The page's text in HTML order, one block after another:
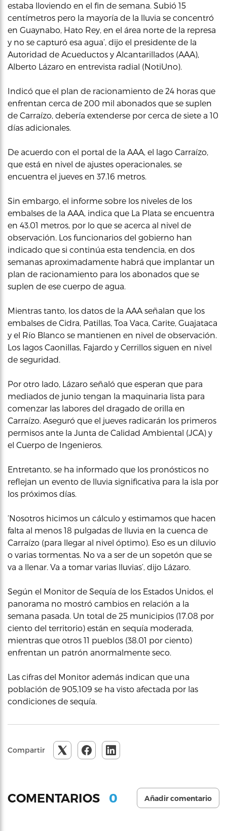
estaba lloviendo en el fin de semana. Subió 15
centímetros pero la mayoría de la lluvia se concentró
en Guaynabo, Hato Rey, en el área norte de la represa
y no se capturó esa agua’, dijo el presidente de la
Autoridad de Acueductos y Alcantarillados (AAA),
Alberto Lázaro en entrevista radial (NotiUno).
Indicó que el plan de racionamiento de 24 horas que
enfrentan cerca de 200 mil abonados que se suplen
de Carraízo, debería extenderse por cerca de siete a 10
días adicionales.
De acuerdo con el portal de la AAA, el lago Carraízo,
que está en nivel de ajustes operacionales, se
encuentra el jueves en 37.16 metros.
Sin embargo, el informe sobre los niveles de los
embalses de la AAA, indica que La Plata se encuentra
en 43.01 metros, por lo que se acerca al nivel de
observación. Los funcionarios del gobierno han
indicado que si continúa esta tendencia, en dos
semanas aproximadamente habrá que implantar un
plan de racionamiento para los abonados que se
suplen de ese cuerpo de agua.
Mientras tanto, los datos de la AAA señalan que los
embalses de Cidra, Patillas, Toa Vaca, Carite, Guajataca
y el Río Blanco se mantienen en nivel de observación.
Los lagos Caonillas, Fajardo y Cerrillos siguen en nivel
de seguridad.
Por otro lado, Lázaro señaló que esperan que para
mediados de junio tengan la maquinaria lista para
comenzar las labores del dragado de orilla en
Carraízo. Aseguró que el jueves radicarán los primeros
permisos ante la Junta de Calidad Ambiental (JCA) y
el Cuerpo de Ingenieros.
Entretanto, se ha informado que los pronósticos no
reflejan un evento de lluvia significativa para la isla por
los próximos días.
‘Nosotros hicimos un cálculo y estimamos que hacen
falta al menos 18 pulgadas de lluvia en la cuenca de
Carraízo (para llegar al nivel óptimo). Eso es un diluvio
o varias tormentas. No va a ser de un sopetón que se
va a llenar. Va a tomar varias lluvias’, dijo Lázaro.
Según el Monitor de Sequía de los Estados Unidos, el
panorama no mostró cambios en relación a la
semana pasada. Un total de 25 municipios (17.08 por
ciento del territorio) están en sequía moderada,
mientras que otros 11 pueblos (38.01 por ciento)
enfrentan un patrón anormalmente seco.
Las cifras del Monitor además indican que una
población de 905,109 se ha visto afectada por las
condiciones de sequía.
Compartir
COMENTARIOS 0 Añadir comentario